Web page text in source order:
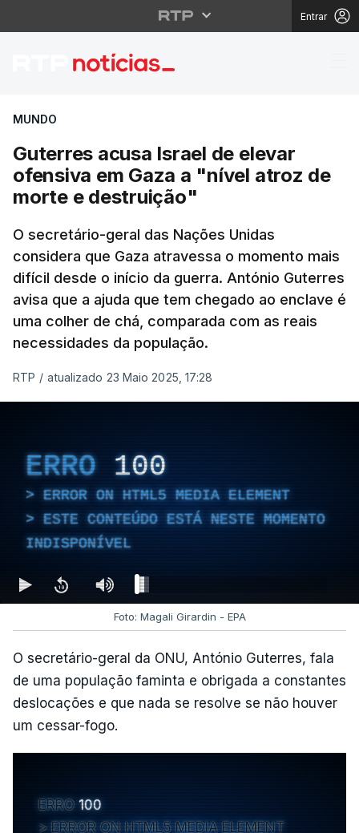
Entrar
Guterres acusa Israel
MUNDO
Guterres acusa Israel de elevar
ofensiva em Gaza a "nível atroz de
morte e destruição"
O secretário-geral das Nações Unidas
considera que Gaza atravessa o momento mais
difícil desde o início da guerra. António Guterres
avisa que a ajuda que tem chegado ao enclave é
uma colher de chá, comparada com as reais
necessidades da população.
RTP / atualizado 23 Maio 2025, 17:28
ERRO 100
ERROR ON HTML5 MEDIA ELEMENT
ESTE CONTEÚDO ESTÁ NESTE MOMENTO
INDISPONÍVEL
Foto: Magali Girardin - EPA
O secretário-geral da ONU, António Guterres, fala
de uma população faminta e obrigada a constantes
deslocações e que nada se resolve se não houver
um cessar-fogo.
ERRO 100
ERROR ON HTML5 MEDIA ELEMENT